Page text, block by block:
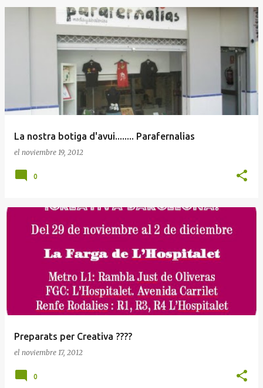
La nostra botiga d'avui........ Parafernalias
el noviembre 19, 2012
0
Preparats per Creativa ????
el noviembre 17, 2012
0